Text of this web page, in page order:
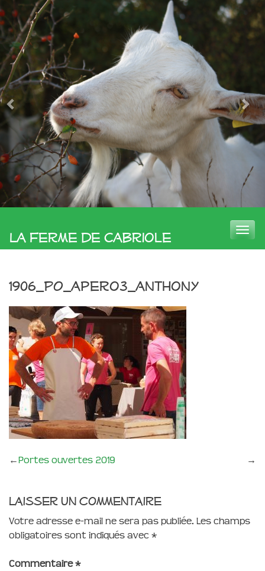
La Ferme de Cabriole
Toggle
1906_PO_apero3_anthony
←Portes ouvertes 2019 →
Laisser un commentaire
Votre adresse e-mail ne sera pas publiée. Les champs
obligatoires sont indiqués avec *
Commentaire*